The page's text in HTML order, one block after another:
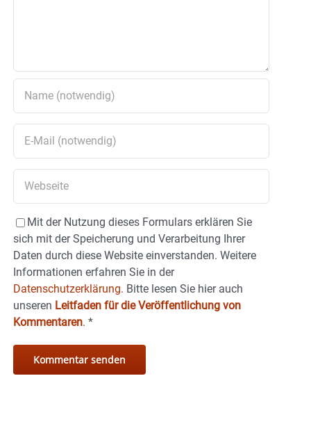
Mit der Nutzung dieses Formulars erklären Sie
sich mit der Speicherung und Verarbeitung Ihrer
Daten durch diese Website einverstanden. Weitere
Informationen erfahren Sie in der
Datenschutzerklärung. Bitte lesen Sie hier auch
unseren Leitfaden für die Veröffentlichung von
Kommentaren. *